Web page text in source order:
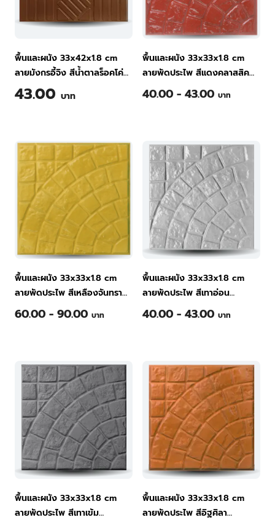
พื้นและผนัง 33x42x1.8 cm
ลายมังกรอี้จิง สีน้ำตาลร็อคโค่
กระเบื้องพื้นคอนกรีต ทีพีไอ
43.00 บาท
พื้นและผนัง 33x33x1.8 cm
ลายพัดประไพ สีแดงคลาสสิค
กระเบื้องพื้นคอนกรีต ทีพีไอ
40.00 - 43.00 บาท
พื้นและผนัง 33x33x1.8 cm
ลายพัดประไพ สีเหลืองจันทรา
กระเบื้องพื้นคอนกรีต ทีพีไอ
60.00 - 90.00 บาท
พื้นและผนัง 33x33x1.8 cm
ลายพัดประไพ สีเทาอ่อน
กระเบื้องพื้นคอนกรีต ทีพีไอ
40.00 - 43.00 บาท
พื้นและผนัง 33x33x1.8 cm
ลายพัดประไพ สีเทาเข้ม
พื้นและผนัง 33x33x1.8 cm
ลายพัดประไพ สีอิฐศิลา